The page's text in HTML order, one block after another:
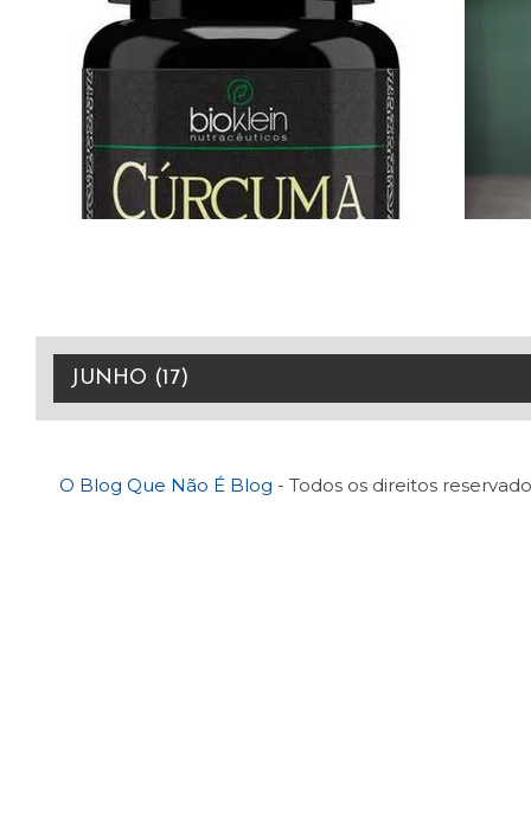
O Blog Que Não É Blog - Todos os direitos